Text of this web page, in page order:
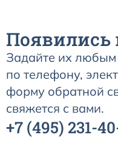
Появились
Задайте их
по телефону,
форму обратной
свяжется с вами.
+7 (495) 231-
Пульсоксиметры
Кабели для
Датчики